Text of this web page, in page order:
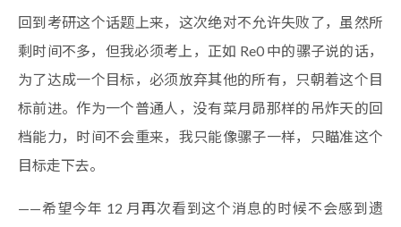
回到考研这个话题上来，这次绝对不允许失败了，虽然所
剩时间不多，但我必须考上，正如 Re0 中的骡子说的话，
为了达成一个目标，必须放弃其他的所有，只朝着这个目
标前进。作为一个普通人，没有菜月昴那样的吊炸天的回
档能力，时间不会重来，我只能像骡子一样，只瞄准这个
目标走下去。
——希望今年 12 月再次看到这个消息的时候不会感到遗